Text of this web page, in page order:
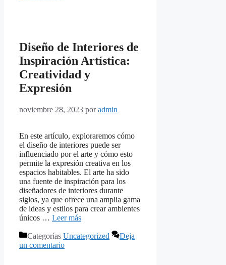
Diseño de Interiores de
Inspiración Artística:
Creatividad y
Expresión
noviembre 28, 2023 poradmin
En este artículo, exploraremos cómo
el diseño de interiores puede ser
influenciado por el arte y cómo esto
permite la expresión creativa en los
espacios habitables. El arte ha sido
una fuente de inspiración para los
diseñadores de interiores durante
siglos, ya que ofrece una amplia gama
de ideas y estilos para crear ambientes
únicos … Leer más
Categorías Uncategorized
Deja
un comentario